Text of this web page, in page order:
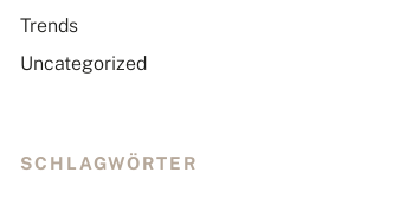
Trends
Uncategorized
SCHLAGWÖRTER